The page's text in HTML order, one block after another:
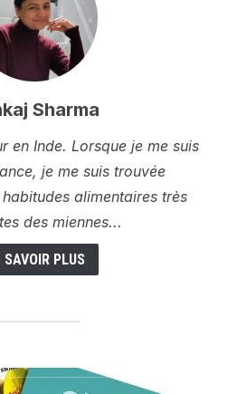
Sharma
en Inde. Lorsque je me suis
je me suis trouvée
alimentaires très
des miennes...
SAVOIR PLUS